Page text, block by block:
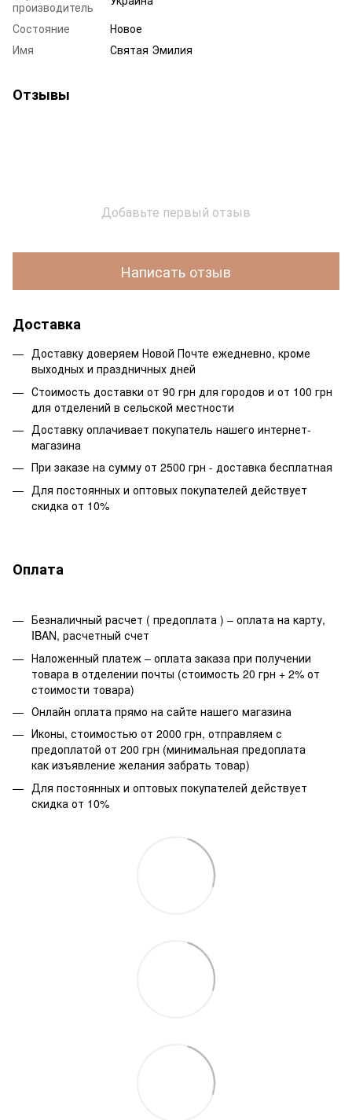
производитель
Состояние
Новое
Имя
Святая Эмилия
Отзывы
Добавьте первый отзыв
Написать отзыв
Доставка
Доставку доверяем Новой Почте ежедневно, кроме
выходных и праздничных дней
Стоимость доставки от 90 грн для городов и от 100 грн
для отделений в сельской местности
Доставку оплачивает покупатель нашего интернет-
магазина
При заказе на сумму от 2500 грн - доставка бесплатная
Для постоянных и оптовых покупателей действует
скидка от 10%
Оплата
Безналичный расчет ( предоплата ) – оплата на карту,
IBAN, расчетный счет
Наложенный платеж – оплата заказа при получении
товара в отделении почты (стоимость 20 грн + 2% от
стоимости товара)
Онлайн оплата прямо на сайте нашего магазина
Иконы, стоимостью от 2000 грн, отправляем с
предоплатой от 200 грн (минимальная предоплата
как изъявление желания забрать товар)
Для постоянных и оптовых покупателей действует
скидка от 10%